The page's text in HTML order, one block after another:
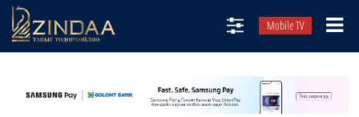
Mobile TV
ТВ8